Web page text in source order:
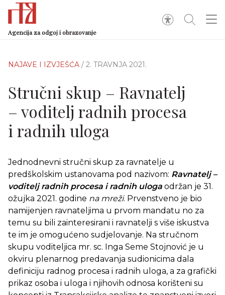
Agencija za odgoj i obrazovanje
NAJAVE I IZVJEŠĆA / 2. TRAVNJA 2021.
Stručni skup – Ravnatelj
– voditelj radnih procesa
i radnih uloga
Jednodnevni stručni skup za ravnatelje u
predškolskim ustanovama pod nazivom: Ravnatelj –
voditelj radnih procesa i radnih uloga održan je 31.
ožujka 2021. godine na mreži. Prvenstveno je bio
namijenjen ravnateljima u prvom mandatu no za
temu su bili zainteresirani i ravnatelji s više iskustva
te im je omogućeno sudjelovanje. Na stručnom
skupu voditeljica mr. sc. Inga Seme Stojnović je u
okviru plenarnog predavanja sudionicima dala
definiciju radnog procesa i radnih uloga, a za grafički
prikaz osoba i uloga i njihovih odnosa korišteni su